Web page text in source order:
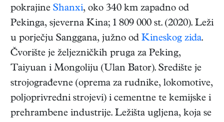
pokrajine Shanxi, oko 340 km zapadno od
Pekinga, sjeverna Kina; 1 809 000 st. (2020). Leži
u porječju Sanggana, južno od Kineskog zida.
Čvorište je željezničkih pruga za Peking,
Taiyuan i Mongoliju (Ulan Bator). Središte je
strojograđevne (oprema za rudnike, lokomotive,
poljoprivredni strojevi) i cementne te kemijske i
prehrambene industrije. Ležišta ugljena, koja se